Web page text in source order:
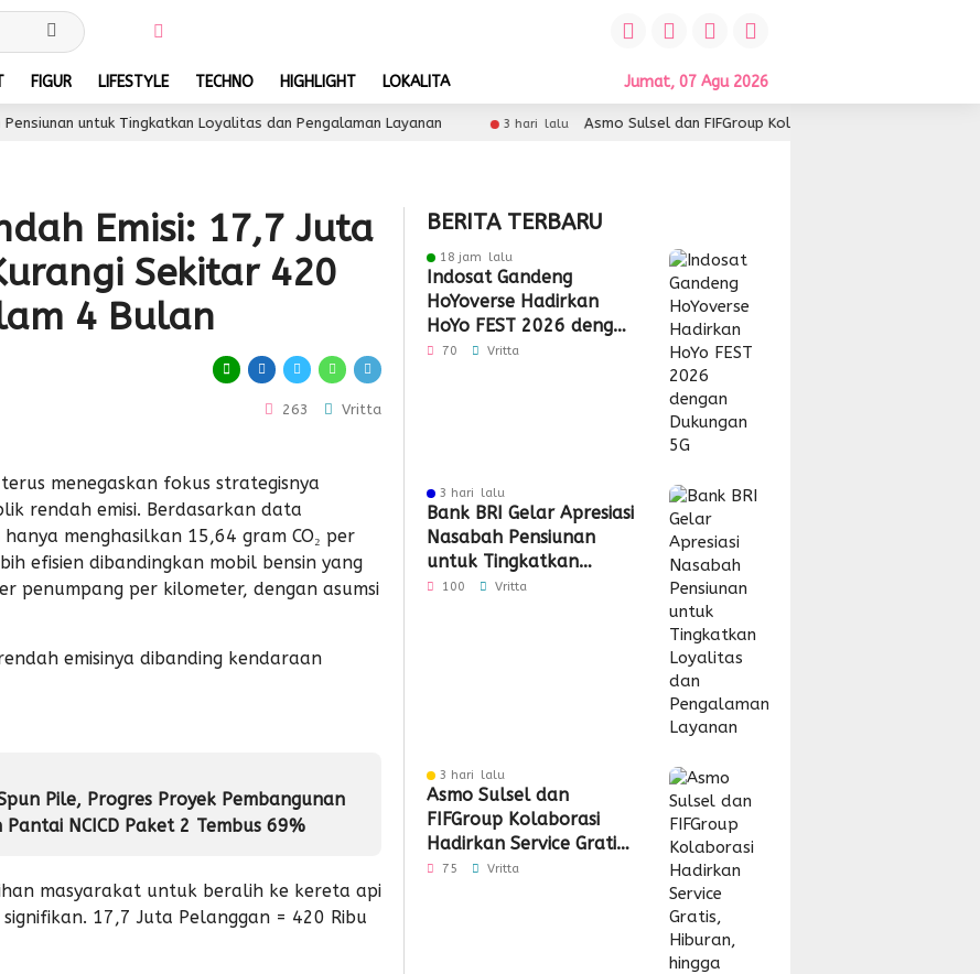
FIGUR LIFESTYLE TECHNO HIGHLIGHT LOKALITA Jumat, 07 Agu 2026
untuk Tingkatkan Loyalitas dan Pengalaman Layanan 3 hari lalu Asmo Sulsel dan FIFGroup Kolaborasi Hadirkan Service Gratis,
Emisi: 17,7 Juta
Sekitar 420
4 Bulan
263 Vritta
menegaskan fokus strategisnya
rendah emisi. Berdasarkan data
menghasilkan 15,64 gram CO₂ per
efisien dibandingkan mobil bensin yang
penumpang per kilometer, dengan asumsi
emisinya dibanding kendaraan
Pile, Progres Proyek Pembangunan
NCICD Paket 2 Tembus 69%
masyarakat untuk beralih ke kereta api
17,7 Juta Pelanggan = 420 Ribu
BERITA TERBARU
18 jam lalu
Indosat Gandeng
HoYoverse Hadirkan
HoYo FEST 2026 dengan
Dukungan 5G
70 Vritta
3 hari lalu
Bank BRI Gelar Apresiasi
Nasabah Pensiunan
untuk Tingkatkan
Loyalitas dan
100 Vritta
3 hari lalu
Asmo Sulsel dan
FIFGroup Kolaborasi
Hadirkan Service Gratis,
Hiburan, hingga
75 Vritta